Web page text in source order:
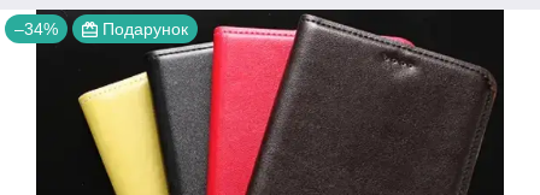
–34% Подарунок